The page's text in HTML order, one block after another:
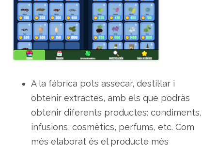
A la fàbrica pots assecar, destil·lar i
obtenir extractes, amb els que podràs
obtenir diferents productes: condiments,
infusions, cosmètics, perfums, etc. Com
més elaborat és el producte més